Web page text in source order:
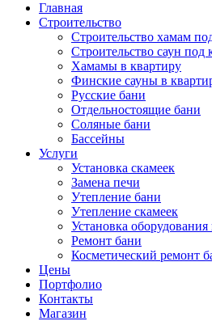
Главная
Строительство
Строительство хамам
Строительство саун под
Хамамы в квартиру
Финские сауны в
Русские бани
Отдельностоящие бани
Соляные бани
Бассейны
Услуги
Установка скамеек
Замена печи
Утепление бани
Утепление скамеек
Установка
Ремонт бани
Косметический ремонт
Цены
Портфолио
Контакты
Магазин